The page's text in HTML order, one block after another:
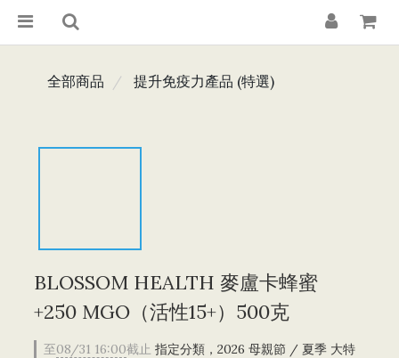
全部商品 提升免疫力產品 (特選)
BLOSSOM HEALTH 麥盧卡蜂蜜
+250 MGO（活性15+）500克
至08/31 16:00截止 指定分類，2026 母親節 / 夏季 大特